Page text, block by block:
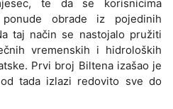
te da se korisnicima
ponude obrade iz pojedinih
taj način se nastojalo pružiti
vremenskih i hidroloških
Prvi broj Biltena izašao je
tada izlazi redovito sve do